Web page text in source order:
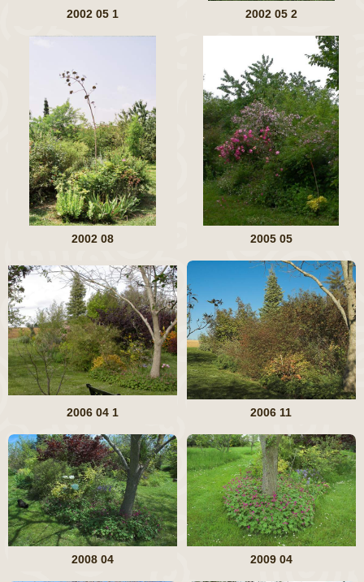
2002 05 1 2002 05 2
2002 08 2005 05
2006 04 1 2006 11
2008 04 2009 04